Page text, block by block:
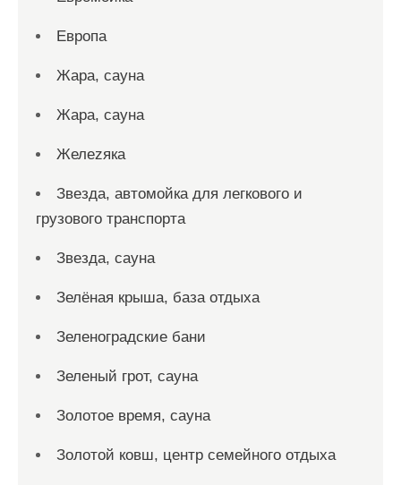
Европа
Жара, сауна
Жара, сауна
Желеzяка
Звезда, автомойка для легкового и
грузового транспорта
Звезда, сауна
Зелёная крыша, база отдыха
Зеленоградские бани
Зеленый грот, сауна
Золотое время, сауна
Золотой ковш, центр семейного отдыха